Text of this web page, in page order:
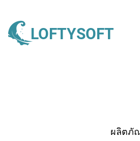
LOFTYSOFT
ผลิตภั